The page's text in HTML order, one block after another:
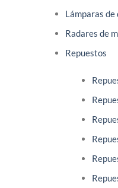
Lámparas
Radares de
Repuestos